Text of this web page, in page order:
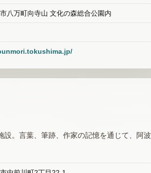
八万町向寺山 文化の森総合公園内
設。言葉、筆跡、作家の記憶を通じて、阿波